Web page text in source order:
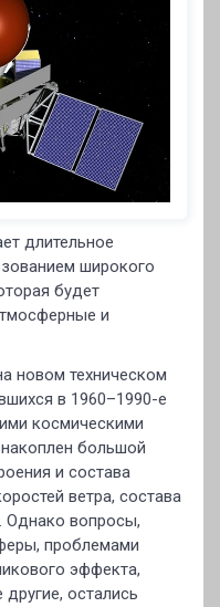
длительное
широкого
будет
и
новом техническом
в 1960–1990-е
космическими
большой
и состава
ветра, состава
Однако вопросы,
проблемами
эффекта,
остались